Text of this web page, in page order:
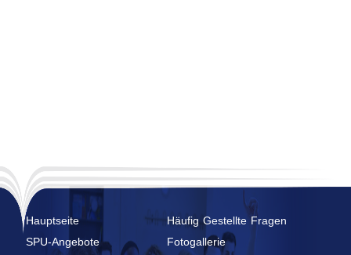
Hauptseite
Häufig Gestellte Fragen
SPU-Angebote
Fotogallerie